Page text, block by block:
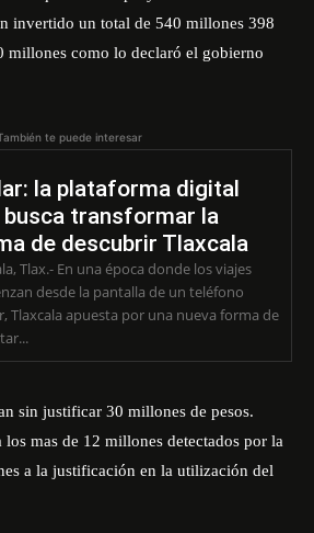
invertido un total de 540 millones 398
millones como lo declaró el gobierno
te puede interesar
la plataforma digital
busca transformar la
de descubrir Tlaxcala
Tlax.- En una época donde los viajes
desde la pantalla de un teléfono
Tlaxcala apuesta por una nueva forma de
sin justificar 30 millones de pesos.
los mas de 12 millones detectados por la
a la justificación en la utilización del